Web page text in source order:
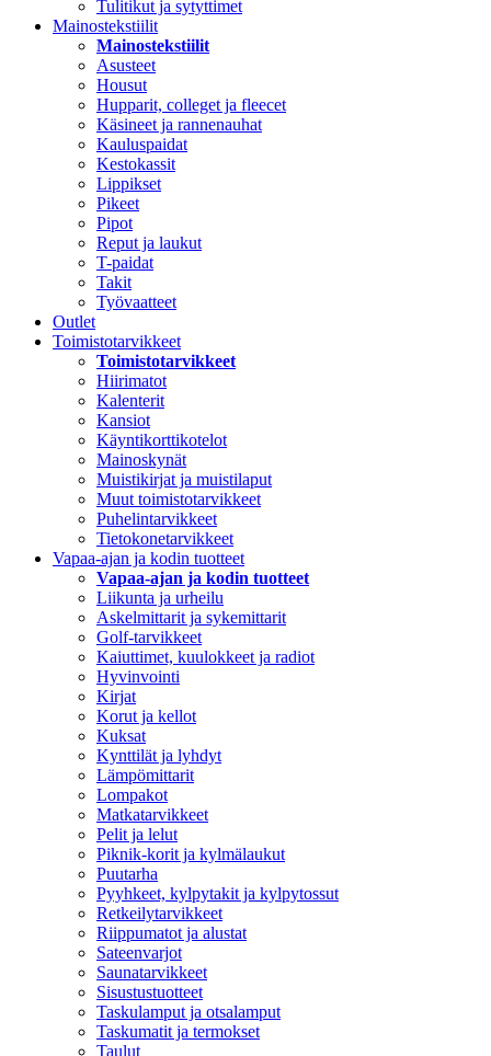
Tulitikut ja sytyttimet
Mainostekstiilit
Mainostekstiilit
Asusteet
Housut
Hupparit, colleget ja fleecet
Käsineet ja rannenauhat
Kauluspaidat
Kestokassit
Lippikset
Pikeet
Pipot
Reput ja laukut
T-paidat
Takit
Työvaatteet
Outlet
Toimistotarvikkeet
Toimistotarvikkeet
Hiirimatot
Kalenterit
Kansiot
Käyntikorttikotelot
Mainoskynät
Muistikirjat ja muistilaput
Muut toimistotarvikkeet
Puhelintarvikkeet
Tietokonetarvikkeet
Vapaa-ajan ja kodin tuotteet
Vapaa-ajan ja kodin tuotteet
Liikunta ja urheilu
Askelmittarit ja sykemittarit
Golf-tarvikkeet
Kaiuttimet, kuulokkeet ja radiot
Hyvinvointi
Kirjat
Korut ja kellot
Kuksat
Kynttilät ja lyhdyt
Lämpömittarit
Lompakot
Matkatarvikkeet
Pelit ja lelut
Piknik-korit ja kylmälaukut
Puutarha
Pyyhkeet, kylpytakit ja kylpytossut
Retkeilytarvikkeet
Riippumatot ja alustat
Sateenvarjot
Saunatarvikkeet
Sisustustuotteet
Taskulamput ja otsalamput
Taskumatit ja termokset
Taulut